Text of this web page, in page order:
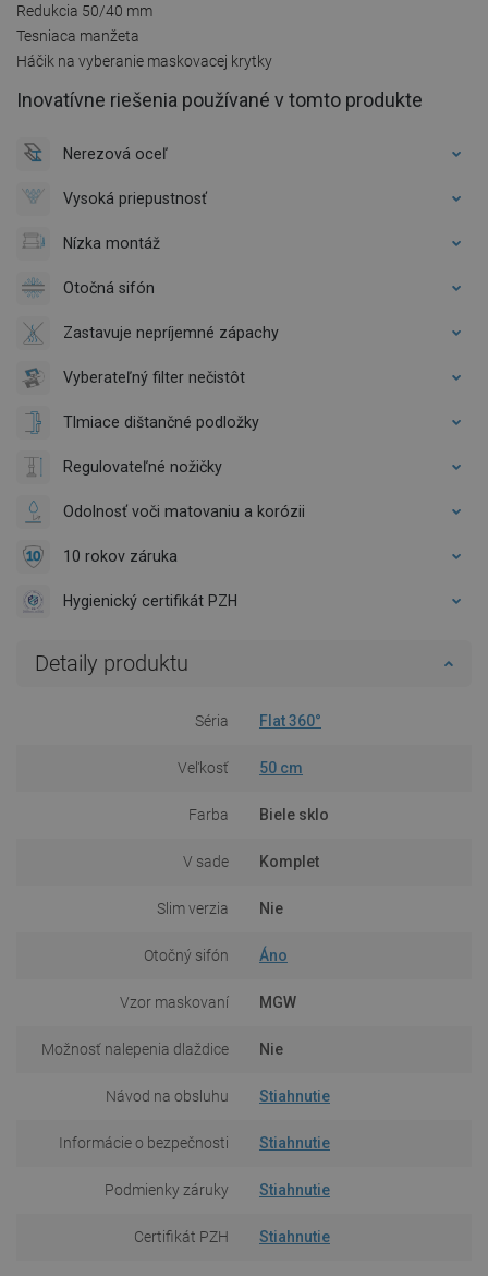
Redukcia 50/40 mm
Tesniaca manžeta
Háčik na vyberanie maskovacej krytky
Inovatívne riešenia používané v tomto produkte
Nerezová oceľ
Vysoká priepustnosť
Nízka montáž
Otočná sifón
Zastavuje nepríjemné zápachy
Vyberateľný filter nečistôt
Tlmiace dištančné podložky
Regulovateľné nožičky
Odolnosť voči matovaniu a korózii
10 rokov záruka
Hygienický certifikát PZH
Detaily produktu
Séria Flat 360°
Veľkosť 50 cm
Farba Biele sklo
V sade Komplet
Slim verzia Nie
Otočný sifón Áno
Vzor maskovaní MGW
Možnosť nalepenia dlaždice Nie
Návod na obsluhu Stiahnutie
Informácie o bezpečnosti Stiahnutie
Podmienky záruky Stiahnutie
Certifikát PZH Stiahnutie